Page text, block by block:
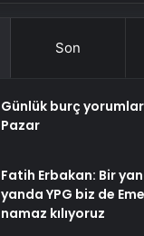
Son
Günlük burç
Pazar
Fatih Erbakan: Bir
yanda YPG biz de
namaz kılıyoruz